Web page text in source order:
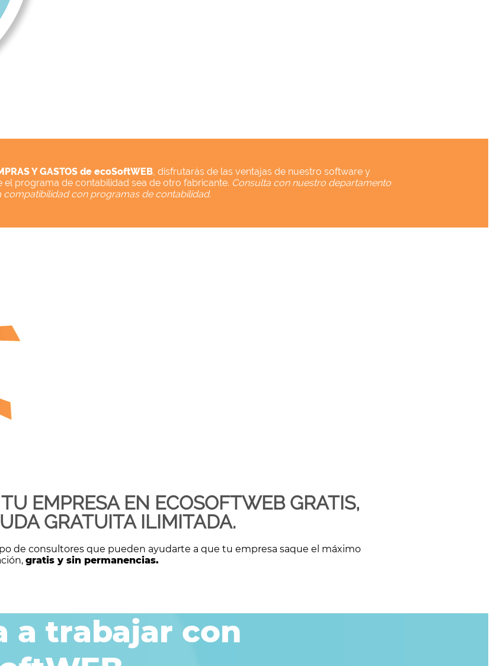
Y GASTOS de ecoSoftWEB, disfrutarás de las ventajas de nuestro software y
programa de contabilidad sea de otro fabricante. Consulta con nuestro departamento
compatibilidad con programas de contabilidad.
EMPRESA EN ECOSOFTWEB GRATIS,
GRATUITA ILIMITADA.
de consultores que pueden ayudarte a que tu empresa saque el máximo
gratis y sin permanencias.
a trabajar con